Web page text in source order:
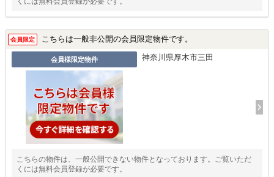
会員限定 こちらは一般非公開の会員限定物件です。
会員様限定物件 神奈川県厚木市三田
こちらの物件は、一般公開できない物件となっております。ご覧いただ
くには無料会員登録が必要です。